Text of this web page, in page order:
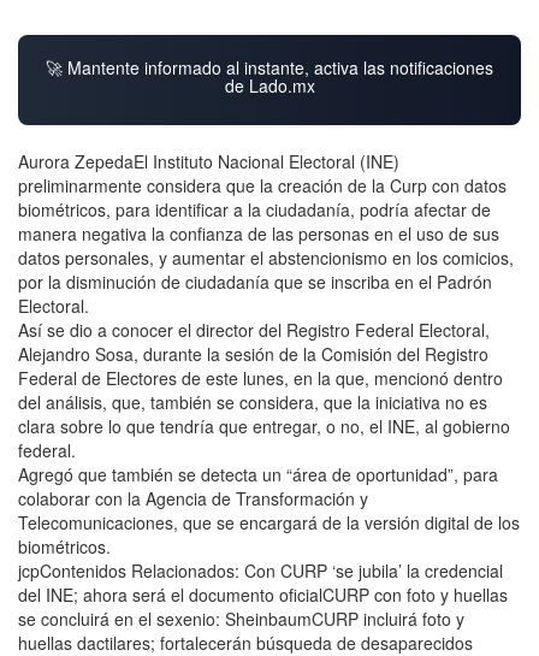
🚀 Mantente informado al instante, activa las notificaciones
de Lado.mx
Aurora ZepedaEl Instituto Nacional Electoral (INE)
preliminarmente considera que la creación de la Curp con datos
biométricos, para identificar a la ciudadanía, podría afectar de
manera negativa la confianza de las personas en el uso de sus
datos personales, y aumentar el abstencionismo en los comicios,
por la disminución de ciudadanía que se inscriba en el Padrón
Electoral.
Así se dio a conocer el director del Registro Federal Electoral,
Alejandro Sosa, durante la sesión de la Comisión del Registro
Federal de Electores de este lunes, en la que, mencionó dentro
del análisis, que, también se considera, que la iniciativa no es
clara sobre lo que tendría que entregar, o no, el INE, al gobierno
federal.
Agregó que también se detecta un “área de oportunidad”, para
colaborar con la Agencia de Transformación y
Telecomunicaciones, que se encargará de la versión digital de los
biométricos.
jcpContenidos Relacionados: Con CURP ‘se jubila’ la credencial
del INE; ahora será el documento oficialCURP con foto y huellas
se concluirá en el sexenio: SheinbaumCURP incluirá foto y
huellas dactilares; fortalecerán búsqueda de desaparecidos